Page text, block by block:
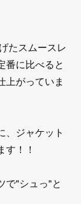
たスムースレ
番に比べると
上がっていま
、ジャケット
！！
で"シュっ"と